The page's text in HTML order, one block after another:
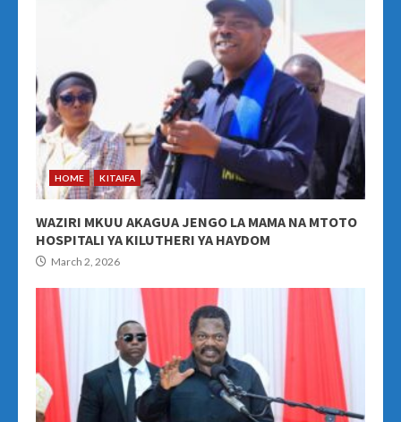
HOME KITAIFA
WAZIRI MKUU AKAGUA JENGO LA MAMA NA MTOTO
HOSPITALI YA KILUTHERI YA HAYDOM
March 2, 2026